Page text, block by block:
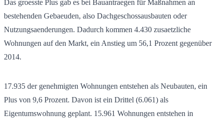
Das groesste Plus gab es bei Bauantraegen für Maßnahmen an
bestehenden Gebaeuden, also Dachgeschossausbauten oder
Nutzungsaenderungen. Dadurch kommen 4.430 zusaetzliche
Wohnungen auf den Markt, ein Anstieg um 56,1 Prozent gegenüber
2014.
17.935 der genehmigten Wohnungen entstehen als Neubauten, ein
Plus von 9,6 Prozent. Davon ist ein Drittel (6.061) als
Eigentumswohnung geplant. 15.961 Wohnungen entstehen in